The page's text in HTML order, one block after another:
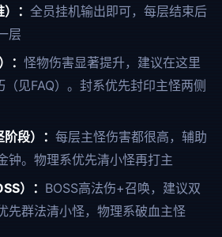
： 全员挂机输出即可，每层结束后
层
： 怪物伤害显著提升，建议在这里
见FAQ）。封系优先封印主怪两侧
段）： 每层主怪伤害都很高，辅助
钟。物理系优先清小怪再打主
）： BOSS高法伤+召唤，建议双
先群法清小怪，物理系破血主怪